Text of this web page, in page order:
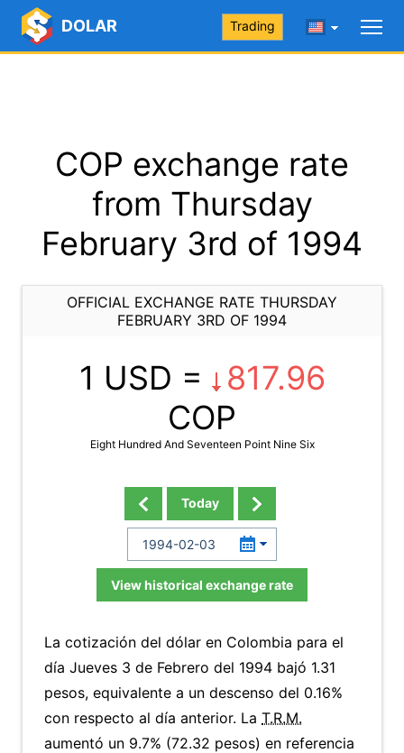
DOLAR Trading
COP exchange rate
from Thursday
February 3rd of 1994
OFFICIAL EXCHANGE RATE THURSDAY
FEBRUARY 3RD OF 1994
1 USD =
817.96
COP
Eight Hundred And Seventeen Point Nine Six
Today
View historical exchange rate
La cotización del dólar en Colombia para el
día Jueves 3 de Febrero del 1994 bajó 1.31
pesos, equivalente a un descenso del 0.16%
con respecto al día anterior. La T.R.M.
aumentó un 9.7% (72.32 pesos) en referencia